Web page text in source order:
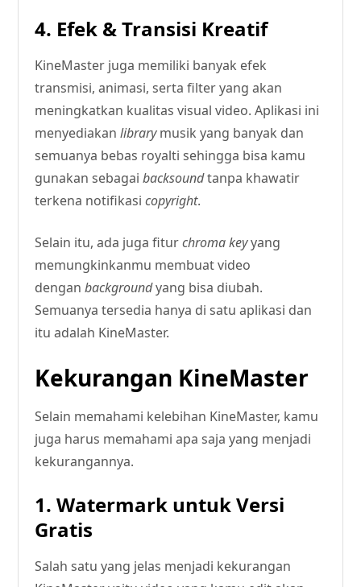
4. Efek & Transisi Kreatif
KineMaster juga memiliki banyak efek
transmisi, animasi, serta filter yang akan
meningkatkan kualitas visual video. Aplikasi ini
menyediakanlibrarymusik yang banyak dan
semuanya bebas royalti sehingga bisa kamu
gunakan sebagaibacksoundtanpa khawatir
terkena notifikasicopyright.
Selain itu, ada juga fiturchroma keyyang
memungkinkanmu membuat video
denganbackgroundyang bisa diubah.
Semuanya tersedia hanya di satu aplikasi dan
itu adalah KineMaster.
Kekurangan KineMaster
Selain memahami kelebihan KineMaster, kamu
juga harus memahami apa saja yang menjadi
kekurangannya.
1. Watermark untuk Versi
Gratis
Salah satu yang jelas menjadi kekurangan